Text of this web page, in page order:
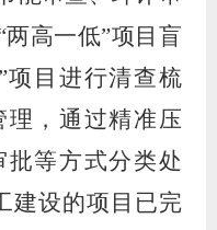
两高一低”项目盲
”项目进行清查梳
，通过精准压
等方式分类处
建设的项目已完